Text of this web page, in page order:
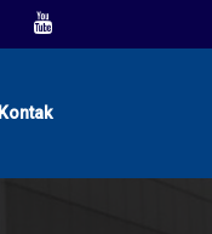
Kontak